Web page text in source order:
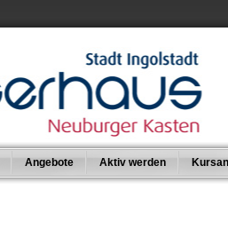
Angebote Aktiv werden